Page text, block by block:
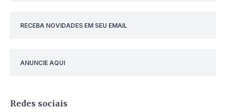
RECEBA NOVIDADES EM SEU EMAIL
ANUNCIE AQUI
Redes sociais